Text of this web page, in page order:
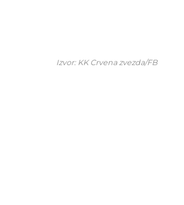
Izvor: KK Crvena zvezda/FB